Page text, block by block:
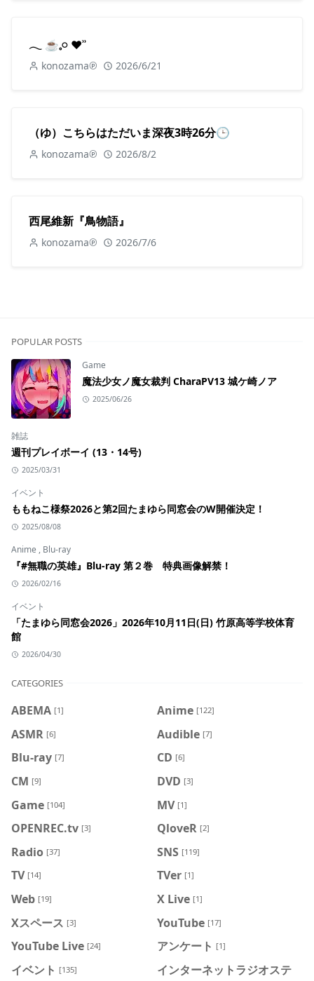
𓂃 ☕️𓈒𓏸 ♥︎ʾʾ
konozama℗ 2026/6/21
（ゆ）こちらはただいま深夜3時26分🕒
konozama℗ 2026/8/2
西尾維新『鳥物語』
konozama℗ 2026/7/6
POPULAR POSTS
Game
魔法少女ノ魔女裁判 CharaPV13 城ケ崎ノア
2025/06/26
雑誌
週刊プレイボーイ (13・14号)
2025/03/31
イベント
ももねこ様祭2026と第2回たまゆら同窓会のW開催決定！
2025/08/08
Anime , Blu-ray
『#無職の英雄』Blu-ray 第２巻 特典画像解禁！
2026/02/16
イベント
「たまゆら同窓会2026」2026年10月11日(日) 竹原高等学校体育
館
2026/04/30
CATEGORIES
ABEMA [1] Anime [122]
ASMR [6] Audible [7]
Blu-ray [7] CD [6]
CM [9] DVD [3]
Game [104] MV [1]
OPENREC.tv [3] QloveR [2]
Radio [37] SNS [119]
TV [14] TVer [1]
Web [19] X Live [1]
Xスペース [3] YouTube [17]
YouTube Live [24] アンケート [1]
イベント [135]
インターネットラジオステ